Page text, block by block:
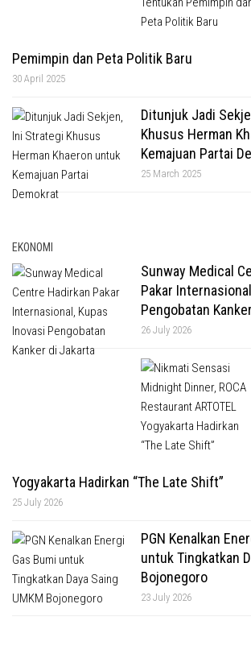
Pemimpin dan Peta Politik Baru
30 April 2025
Ditunjuk Jadi
Khusus Herman
Kemajuan Partai
25 March 2025
EKONOMI
Sunway Medical
Pakar
Pengobatan
26 July 2026
Yogyakarta Hadirkan “The Late Shift”
25 July 2026
PGN Kenalkan
untuk Tingkatkan
Bojonegoro
23 July 2026